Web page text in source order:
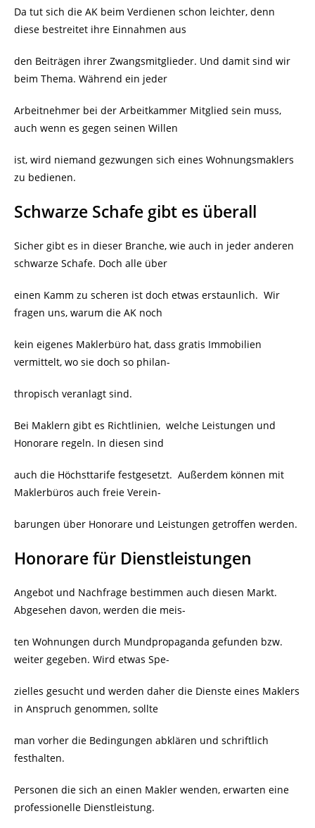
Da tut sich die AK beim Verdienen schon leichter, denn
diese bestreitet ihre Einnahmen aus
den Beiträgen ihrer Zwangsmitglieder. Und damit sind wir
beim Thema. Während ein jeder
Arbeitnehmer bei der Arbeitkammer Mitglied sein muss,
auch wenn es gegen seinen Willen
ist, wird niemand gezwungen sich eines Wohnungsmaklers
zu bedienen.
Schwarze Schafe gibt es überall
Sicher gibt es in dieser Branche, wie auch in jeder anderen
schwarze Schafe. Doch alle über
einen Kamm zu scheren ist doch etwas erstaunlich. Wir
fragen uns, warum die AK noch
kein eigenes Maklerbüro hat, dass gratis Immobilien
vermittelt, wo sie doch so philan-
thropisch veranlagt sind.
Bei Maklern gibt es Richtlinien, welche Leistungen und
Honorare regeln. In diesen sind
auch die Höchsttarife festgesetzt. Außerdem können mit
Maklerbüros auch freie Verein-
barungen über Honorare und Leistungen getroffen werden.
Honorare für Dienstleistungen
Angebot und Nachfrage bestimmen auch diesen Markt.
Abgesehen davon, werden die meis-
ten Wohnungen durch Mundpropaganda gefunden bzw.
weiter gegeben. Wird etwas Spe-
zielles gesucht und werden daher die Dienste eines Maklers
in Anspruch genommen, sollte
man vorher die Bedingungen abklären und schriftlich
festhalten.
Personen die sich an einen Makler wenden, erwarten eine
professionelle Dienstleistung.